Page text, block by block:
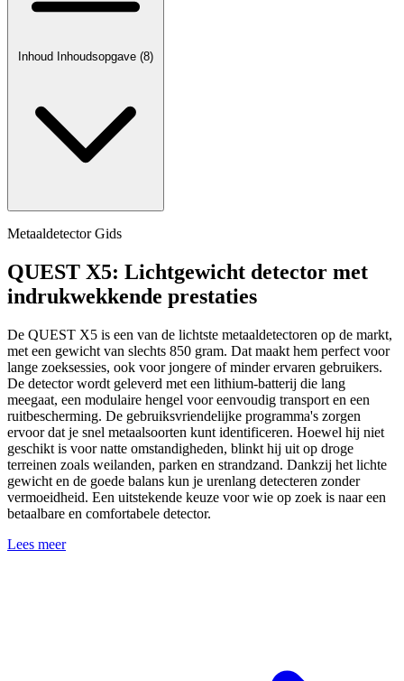
Inhoud Inhoudsopgave (8)
Metaaldetector Gids
QUEST X5: Lichtgewicht detector met
indrukwekkende prestaties
De QUEST X5 is een van de lichtste metaaldetectoren op de markt,
met een gewicht van slechts 850 gram. Dat maakt hem perfect voor
lange zoeksessies, ook voor jongere of minder ervaren gebruikers.
De detector wordt geleverd met een lithium-batterij die lang
meegaat, een modulaire hengel voor eenvoudig transport en een
ruitbescherming. De gebruiksvriendelijke programma's zorgen
ervoor dat je snel metaalsoorten kunt identificeren. Hoewel hij niet
geschikt is voor natte omstandigheden, blinkt hij uit op droge
terreinen zoals weilanden, parken en strandzand. Dankzij het lichte
gewicht en de goede balans kun je urenlang detecteren zonder
vermoeidheid. Een uitstekende keuze voor wie op zoek is naar een
betaalbare en comfortabele detector.
Lees meer